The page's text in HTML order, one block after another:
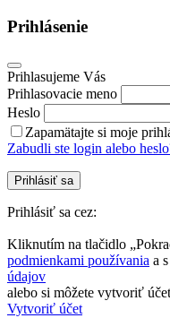
Prihlásenie
Prihlasujeme Vás
Prihlasovacie meno
Heslo
Zapamätajte si moje
Zabudli ste login alebo
Prihlásiť sa
Prihlásiť sa cez:
Kliknutím na tlačidlo
podmienkami používania a s
údajov
alebo si môžete vytvoriť účet
Vytvoriť účet